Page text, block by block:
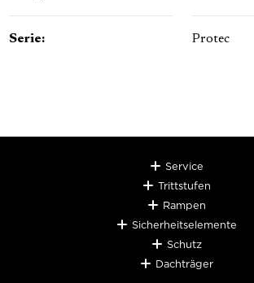
Serie: Protec
Service
Trittstufen
Rampen
Sicherheitselemente
Schutz
Dachträger